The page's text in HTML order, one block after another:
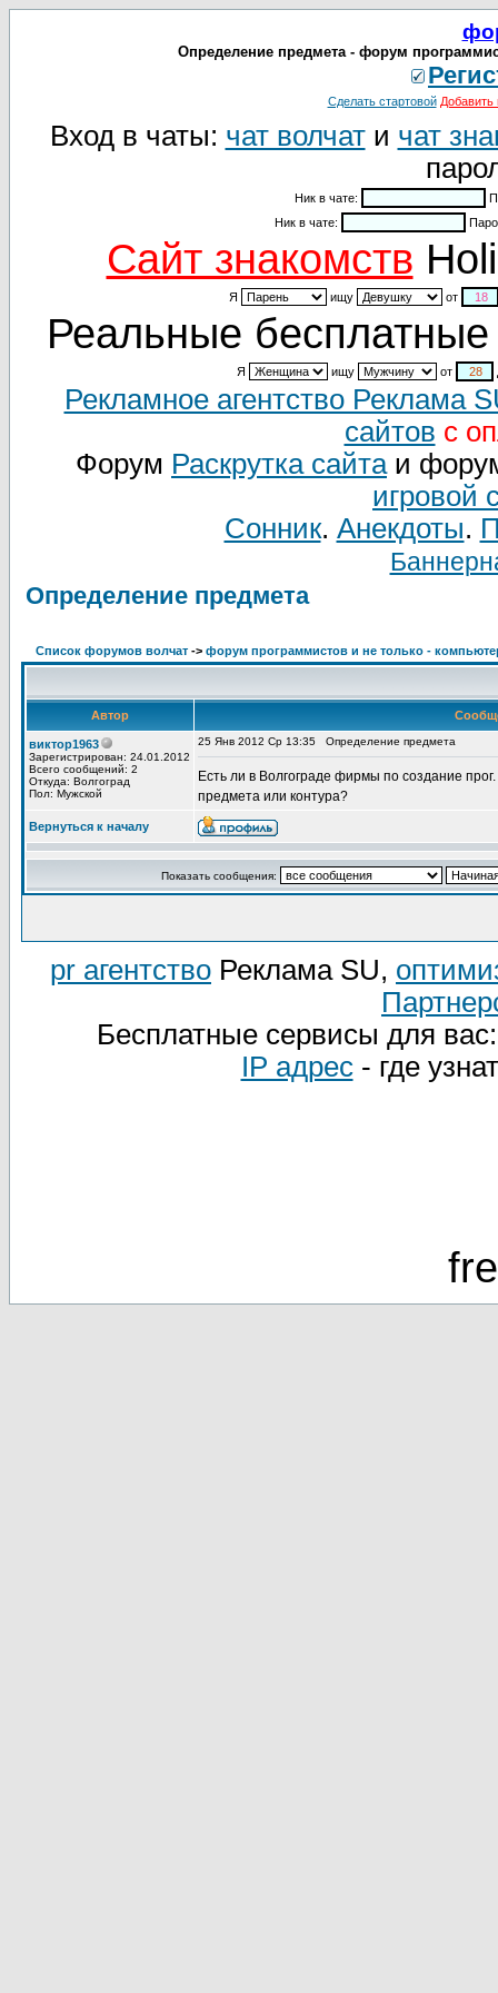
Определение предмета - форум
Сделать стартовой Добавить
Вход в чаты: чат волчати чат
Ник в чате:
Ник в чате:
Cайт знакомств
Я ищу от
Реальные бесплатные
Я ищу от
Рекламное агентство Реклама
сайтов с
Форум Раскрутка сайтаи
игровой
Сонник. Анекдоты.
Определение предмета
Список форумов волчат -> форум программистов и не только -
Автор
виктор1963
Зарегистрирован: 24.01.2012
Всего сообщений: 2
Откуда: Волгоград
Пол: Мужской
25 Янв 2012 Ср 13:35 Определение предмета
Есть ли в Волгограде фирмы по создание
предмета или контура?
Вернуться к началу
Показать сообщения:
pr агентство Реклама SU,
Бесплатные сервисы для
IP адрес- где